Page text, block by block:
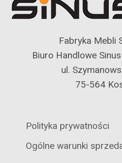
Fabryka Mebli
Biuro Handlowe
ul.
75-564
Polityka prywatności
Ogólne warunki